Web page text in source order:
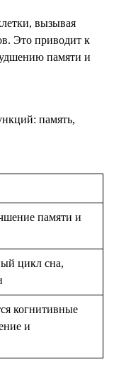
вызывая
Это приводит к
памяти и
память,
памяти и
цикл сна,
когнитивные
и